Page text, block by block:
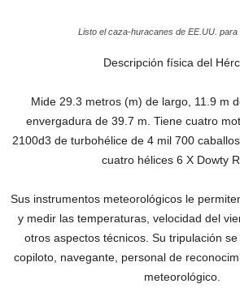
Listo el caza-huracanes de EE.UU.
Descripción física del
Mide 29.3 metros (m) de largo, 11.9 m
envergadura de 39.7 m. Tiene cuatro
2100d3 de turbohélice de 4 mil 700
cuatro hélices 6 X Dowty
Sus instrumentos meteorológicos le
y medir las temperaturas, velocidad del
otros aspectos técnicos. Su tripulación
copiloto, navegante, personal de
meteorológico.